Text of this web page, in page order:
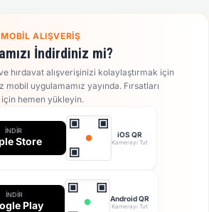
ALIŞVERIŞ
İndirdiniz mi?
hırdavat alışverişinizi kolaylaştırmak için
uygulamamız yayında. Fırsatları
için hemen yükleyin.
İNDIR
Store
iOS QR
Kamerayı Tut
İNDIR
Play
Android QR
Kamerayı Tut